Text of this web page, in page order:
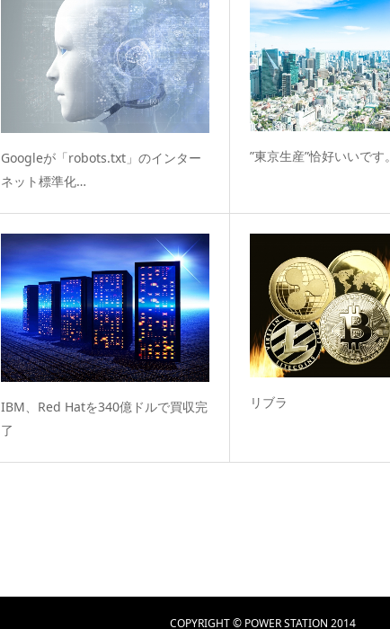
Googleが「robots.txt」のインター
ネット標準化…
”東京生産”恰好いいです。
IBM、Red Hatを340億ドルで買収完
了
リブラ
COPYRIGHT © POWER STATION 2014